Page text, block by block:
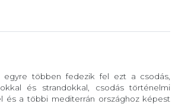
egyre többen fedezik fel ezt a csodás,
és strandokkal, csodás történelmi
és a többi mediterrán országhoz képest